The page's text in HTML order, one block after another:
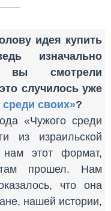
идея купить
изначально
вы смотрели
случилось уже
своих»?
«Чужого среди
из израильской
нам этот формат,
прошел. Нам
что она
нашей истории,